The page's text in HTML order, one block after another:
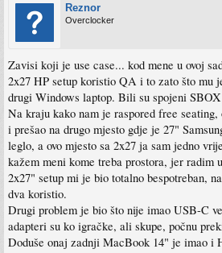
Reznor
Overclocker
Zavisi koji je use case... kod mene u ovoj
2x27 HP setup koristio QA i to zato što mu
drugi Windows laptop. Bili su spojeni
Na kraju kako nam je raspored free
i prešao na drugo mjesto gdje je 27"
leglo, a ovo mjesto sa 2x27 ja sam jedno
kažem meni kome treba prostora, jer radim
2x27" setup mi je bio totalno bespotreban,
dva koristio.
Drugi problem je bio što nije imao USB-C
adapteri su ko igračke, ali skupe, počnu
Doduše onaj zadnji MacBook 14" je imao i